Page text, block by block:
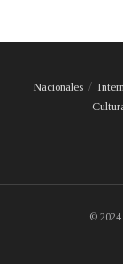
Nacionales
© 2024